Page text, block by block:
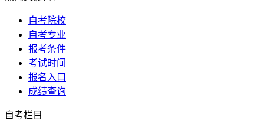
自考院校
自考专业
报考条件
考试时间
报名入口
成绩查询
自考栏目